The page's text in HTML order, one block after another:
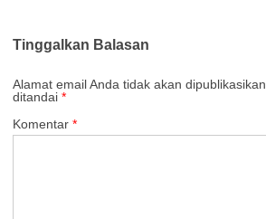
Tinggalkan Balasan
Alamat email Anda tidak akan dipublikasikan.
ditandai *
Komentar *